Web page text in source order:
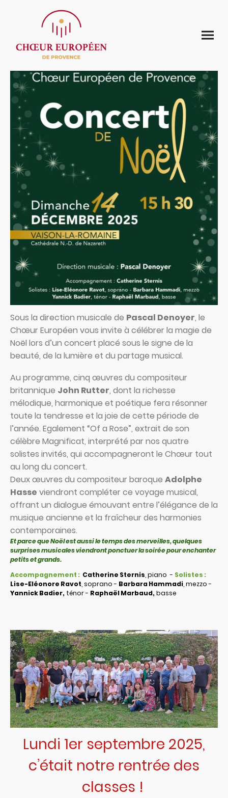
Sous la direction musicale de Pascal Denoyer, le
Chœur Européen vous invite à célébrer la magie de
Noël lors d’un concert placé sous le signe de la
beauté, de la lumière et du partage musical.
Au programme, cinq œuvres du compositeur
britannique John Rutter, dont la richesse
mélodique, harmonique et poétique fera résonner
toute la tendresse et la joie de cette période de
l’année. Egalement “Of a Rose”, extrait de son
célèbre Magnificat, interprété par nos quatre
solistes invités, qui accompagneront le Chœur tout
au long du concert.
Deux œuvres du compositeur baroque Adolphe
Hasse viendront compléter ce voyage musical,
offrant un dialogue émouvant entre l’élégance de la
musique ancienne et la fraîcheur des harmonies
contemporaines.
Et parce que Noël est aussi le temps des merveilles, quelques
surprises musicales viendront ponctuer la soirée pour enchanter
petits et grands.
Accompagnement : Catherine Sternis , piano - Solistes :
Lise-Eléonore Ravot , soprano - Barbara Hammadi , mezzo -
Yannick Badier, ténor - Raphaël Marbaud, basse
Lundi 1er septembre 2025,
c’était notre rentrée des
classes !